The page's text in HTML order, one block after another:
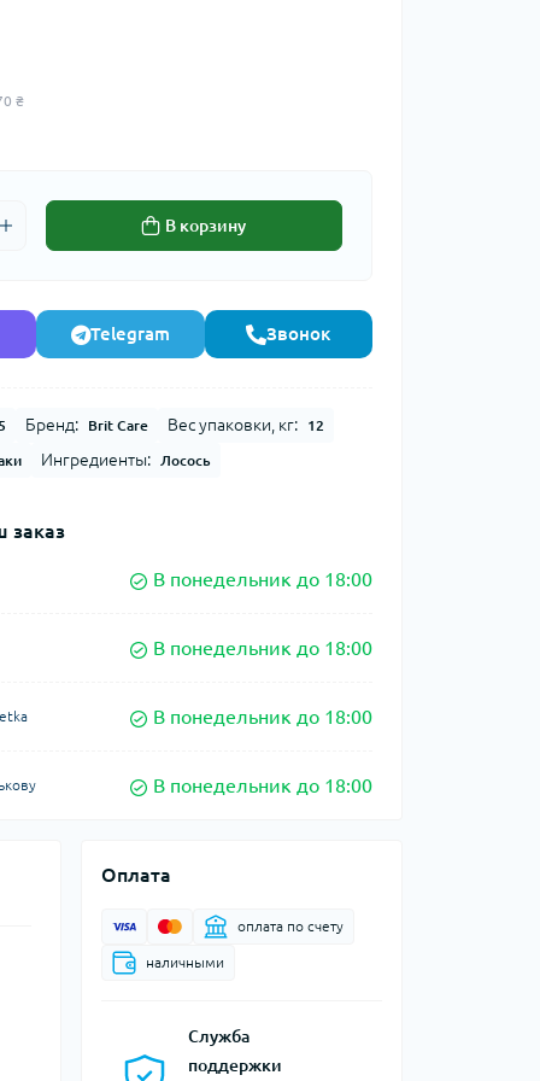
₴
В корзину
Telegram Звонок
Бренд: Brit Care Вес упаковки, кг: 12
Ингредиенты: Лосось
заказ
В понедельник до 18:00
В понедельник до 18:00
В понедельник до 18:00
В понедельник до 18:00
Оплата
оплата по счету
наличными
Служба
поддержки